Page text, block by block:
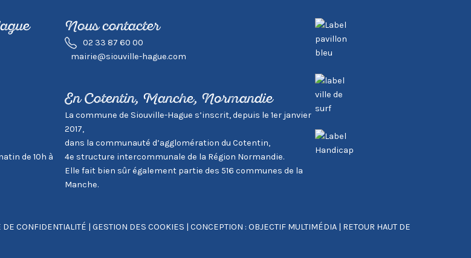
de 10h à
Nous contacter
02 33 87 60 00
mairie@siouville-hague.com
En Cotentin, Manche, Normandie
La commune de Siouville-Hague s’inscrit, depuis le 1er janvier
2017,
dans la communauté d’agglomération du Cotentin,
4e structure intercommunale de la Région Normandie.
Elle fait bien sûr également partie des 516 communes de la
Manche.
DE CONFIDENTIALITÉ | GESTION DES COOKIES | CONCEPTION : OBJECTIF MULTIMÉDIA| RETOUR HAUT DE